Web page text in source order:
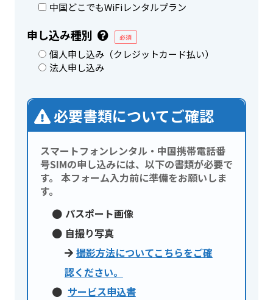
中国どこでもWiFiレンタルプラン
申し込み種別 必須
個人申し込み（クレジットカード払い）
法人申し込み
必要書類についてご確認
スマートフォンレンタル・中国携帯電話番
号SIMの申し込みには、以下の書類が必要で
す。 本フォーム入力前に準備をお願いしま
す。
パスポート画像
自撮り写真
撮影方法についてこちらをご確
認ください。
サービス申込書